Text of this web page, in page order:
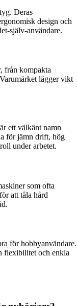
Deras
design och
själv-användare.
från kompakta
lägger vikt
ett välkänt namn
för jämn drift, hög
under arbetet.
som ofta
att tåla hård
för hobbyanvändare.
flexibilitet och enkla